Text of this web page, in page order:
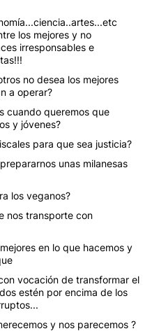
los mejores y no
irresponsables e
no desea los mejores
a operar?
cuando queremos que
y jóvenes?
para que sea justicia?
unas milanesas
los veganos?
nos transporte con
en lo que hacemos y
vocación de transformar el
estén por encima de los
y nos parecemos ?